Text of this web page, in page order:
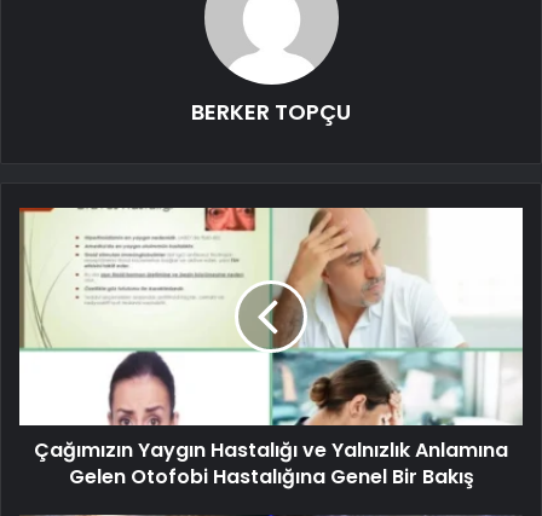
BERKER TOPÇU
Çağımızın Yaygın Hastalığı ve Yalnızlık Anlamına
Gelen Otofobi Hastalığına Genel Bir Bakış